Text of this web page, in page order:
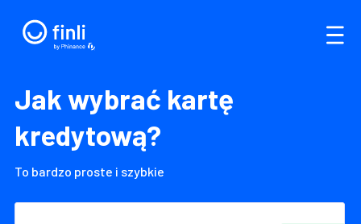
Jak wybrać kartę
kredytową?
To bardzo proste i szybkie